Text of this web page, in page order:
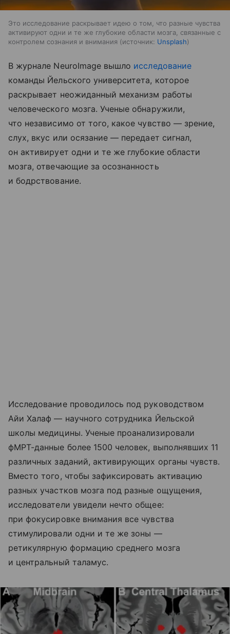
Это исследование раскрывает идею о том, что разные чувства
активируют одни и те же глубокие области мозга, связанные с
контролем сознания и внимания
источник: Unsplash
В журнале NeuroImage вышло исследование
команды Йельского университета, которое
раскрывает неожиданный механизм работы
человеческого мозга. Ученые обнаружили,
что независимо от того, какое чувство — зрение,
слух, вкус или осязание — передает сигнал,
он активирует одни и те же глубокие области
мозга, отвечающие за осознанность
и бодрствование.
Исследование проводилось под руководством
Айи Халаф — научного сотрудника Йельской
школы медицины. Ученые проанализировали
фМРТ-данные более 1500 человек, выполнявших 11
различных заданий, активирующих органы чувств.
Вместо того, чтобы зафиксировать активацию
разных участков мозга под разные ощущения,
исследователи увидели нечто общее:
при фокусировке внимания все чувства
стимулировали одни и те же зоны —
ретикулярную формацию среднего мозга
и центральный таламус.